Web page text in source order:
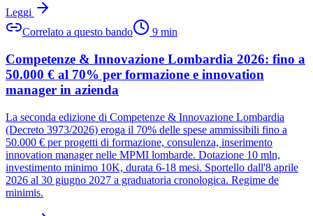
Leggi
Correlato a questo bando
9 min
Competenze & Innovazione Lombardia 2026: fino a
50.000 € al 70% per formazione e innovation
manager in azienda
La seconda edizione di Competenze & Innovazione Lombardia
(Decreto 3973/2026) eroga il 70% delle spese ammissibili fino a
50.000 € per progetti di formazione, consulenza, inserimento
innovation manager nelle MPMI lombarde. Dotazione 10 mln,
investimento minimo 10K, durata 6-18 mesi. Sportello dall'8 aprile
2026 al 30 giugno 2027 a graduatoria cronologica. Regime de
minimis.